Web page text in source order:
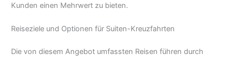
Kunden einen Mehrwert zu bieten.
Reiseziele und Optionen für Suiten-Kreuzfahrten
Die von diesem Angebot umfassten Reisen führen durch